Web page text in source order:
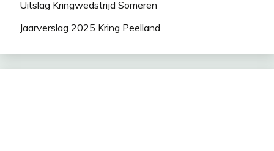
Uitslag Kringwedstrijd Someren
Jaarverslag 2025 Kring Peelland